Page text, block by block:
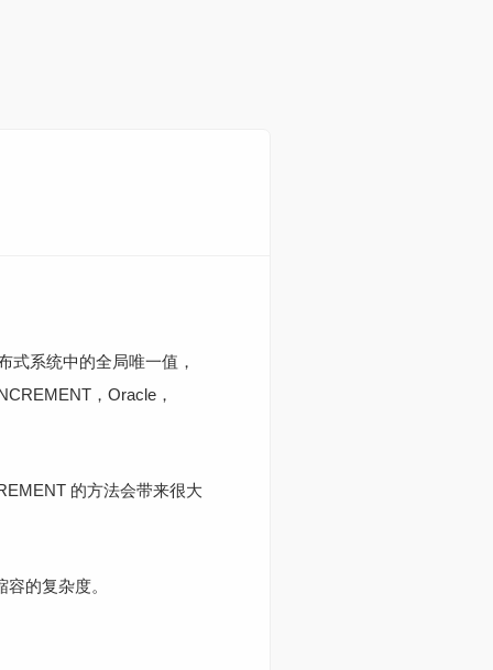
式系统中的全局唯一值，
，Oracle，
的方法会带来很大
的复杂度。